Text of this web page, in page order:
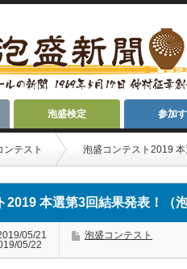
泡盛検定 参加
ンテスト 泡盛コンテスト2019 本
2019 本選第3回結果発表！（泡
05/21
05/22
泡盛コンテスト